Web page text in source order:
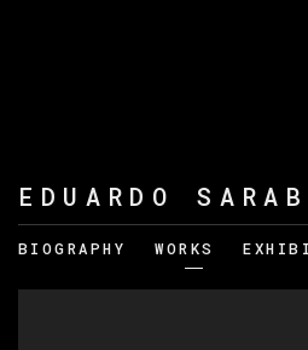
EDUARDO
BIOGRAPHY WORKS